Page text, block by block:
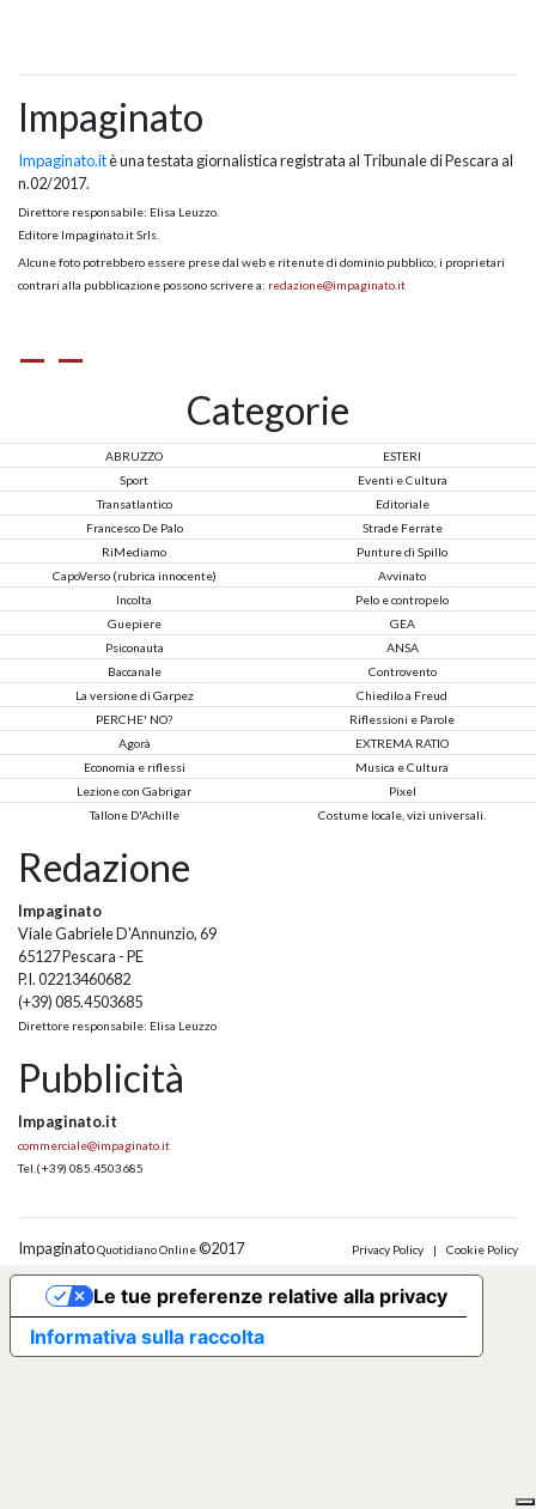
Impaginato
Impaginato.itè una testata giornalistica registrata al Tribunale di Pescara al
n.02/2017.
Direttore responsabile: Elisa Leuzzo.
Editore Impaginato.it Srls.
Alcune foto potrebbero essere prese dal web e ritenute di dominio pubblico; i proprietari
contrari alla pubblicazione possono scrivere a: redazione@impaginato.it
Categorie
ABRUZZO
ESTERI
Sport
Eventi e Cultura
Transatlantico
Editoriale
Francesco De Palo
Strade Ferrate
RiMediamo
Punture di Spillo
CapoVerso (rubrica innocente)
Avvinato
Incolta
Pelo e contropelo
Guepiere
GEA
Psiconauta
ANSA
Baccanale
Controvento
La versione di Garpez
Chiedilo a Freud
PERCHE' NO?
Riflessioni e Parole
Agorà
EXTREMA RATIO
Economia e riflessi
Musica e Cultura
Lezione con Gabrigar
Pixel
Tallone D'Achille
Costume locale, vizi universali.
Redazione
Impaginato
Viale Gabriele D'Annunzio, 69
65127 Pescara - PE
P.I. 02213460682
(+39) 085.4503685
Direttore responsabile: Elisa Leuzzo
Pubblicità
Impaginato.it
commerciale@impaginato.it
Tel. (+39) 085.4503685
ImpaginatoQuotidiano Online©2017 Privacy Policy | Cookie Policy
Informativa sulla raccolta
Le tue preferenze relative alla privacy